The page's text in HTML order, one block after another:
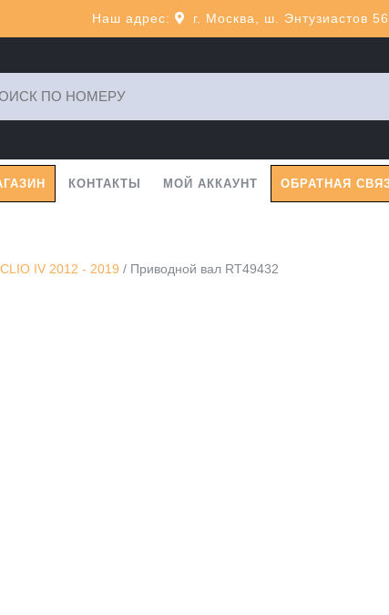
Наш адрес: г. Москва, ш. Энтузиастов
КОНТАКТЫ МОЙ АККАУНТ ОБРАТНАЯ
IV 2012 - 2019 / Приводной вал RT49432